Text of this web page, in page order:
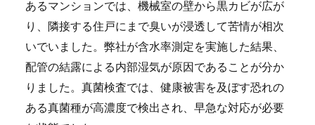
あるマンションでは、機械室の壁から黒カビが広が
り、隣接する住戸にまで臭いが浸透して苦情が相次
いでいました。弊社が含水率測定を実施した結果、
配管の結露による内部湿気が原因であることが分か
りました。真菌検査では、健康被害を及ぼす恐れの
ある真菌種が高濃度で検出され、早急な対応が必要